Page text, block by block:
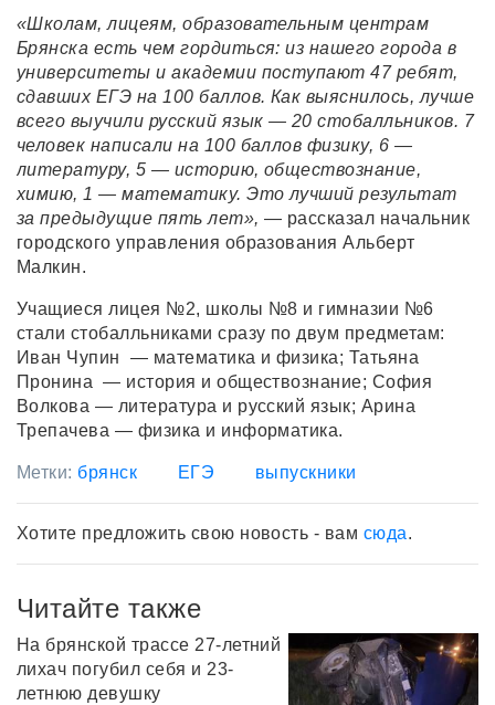
«Школам, лицеям, образовательным центрам
Брянска есть чем гордиться: из нашего города в
университеты и академии поступают 47 ребят,
сдавших ЕГЭ на 100 баллов. Как выяснилось, лучше
всего выучили русский язык — 20 стобалльников. 7
человек написали на 100 баллов физику, 6 —
литературу, 5 — историю, обществознание,
химию, 1 — математику. Это лучший результат
за предыдущие пять лет», — рассказал начальник
городского управления образования Альберт
Малкин.
Учащиеся лицея №2, школы №8 и гимназии №6
стали стобалльниками сразу по двум предметам:
Иван Чупин — математика и физика; Татьяна
Пронина — история и обществознание; София
Волкова — литература и русский язык; Арина
Трепачева — физика и информатика.
Метки: брянск ЕГЭ выпускники
Хотите предложить свою новость - вам сюда.
Читайте также
На брянской трассе 27-летний
лихач погубил себя и 23-
летнюю девушку